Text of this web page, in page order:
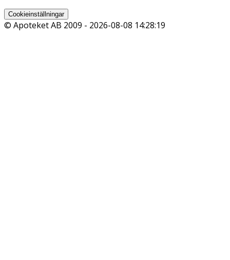
Cookieinställningar
© Apoteket AB 2009 - 2026-08-08 14:28:19